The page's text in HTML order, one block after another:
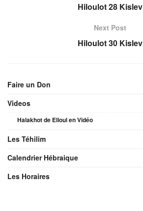
Hiloulot 28 Kislev
Next Post
Hiloulot 30 Kislev
Faire un Don
Videos
Halakhot de Elloul en Vidéo
Les Téhilim
Calendrier Hébraique
Les Horaires